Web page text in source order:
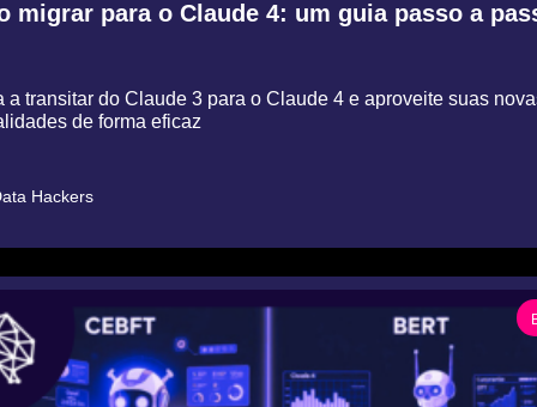
migrar para o Claude 4: um guia passo a
a transitar do Claude 3 para o Claude 4 e aproveite suas
de forma eficaz
Hackers